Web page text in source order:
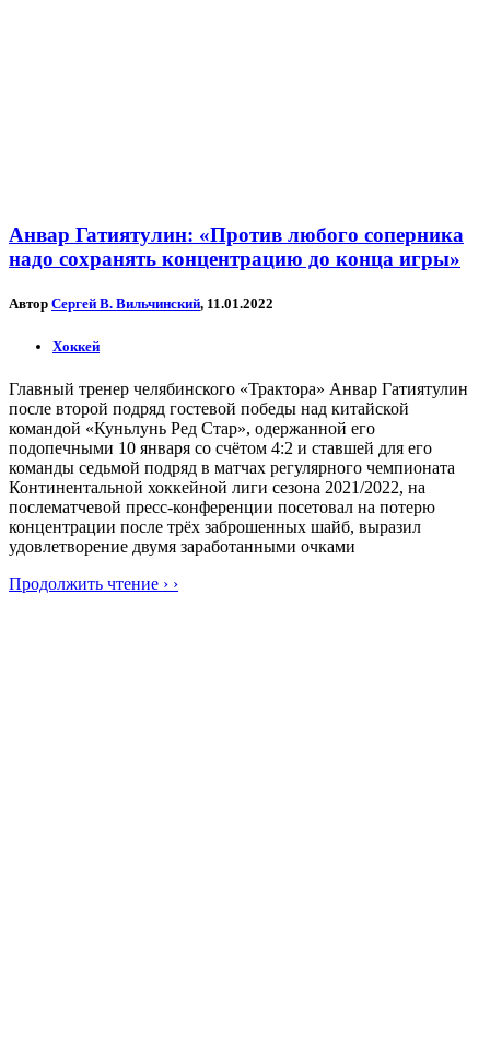
Анвар Гатиятулин: «Против любого соперника
надо сохранять концентрацию до конца игры»
Автор Сергей В. Вильчинский, 11.01.2022
Хоккей
Главный тренер челябинского «Трактора» Анвар Гатиятулин
после второй подряд гостевой победы над китайской
командой «Куньлунь Ред Стар», одержанной его
подопечными 10 января со счётом 4:2 и ставшей для его
команды седьмой подряд в матчах регулярного чемпионата
Континентальной хоккейной лиги сезона 2021/2022, на
послематчевой пресс-конференции посетовал на потерю
концентрации после трёх заброшенных шайб, выразил
удовлетворение двумя заработанными очками
Продолжить чтение › ›